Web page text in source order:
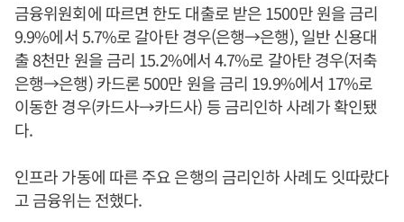
금융위원회에 따르면 한도 대출로 받은 1500만 원을 금리
9.9%에서 5.7%로 갈아탄 경우(은행→은행), 일반 신용대
출 8천만 원을 금리 15.2%에서 4.7%로 갈아탄 경우(저축
은행→은행) 카드론 500만 원을 금리 19.9%에서 17%로
이동한 경우(카드사→카드사) 등 금리인하 사례가 확인됐
다.
인프라 가동에 따른 주요 은행의 금리인하 사례도 잇따랐다
고 금융위는 전했다.